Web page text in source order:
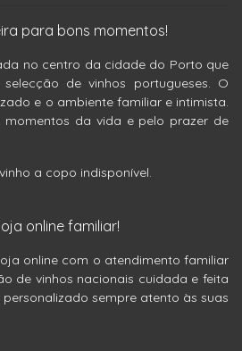
para bons momentos!
no centro da cidade do Porto que
de vinhos portugueses. O
e o ambiente familiar e intimista.
momentos da vida e pelo prazer de
a copo indisponível.
online familiar!
online com o atendimento familiar
de vinhos nacionais cuidada e feita
sempre atento às suas